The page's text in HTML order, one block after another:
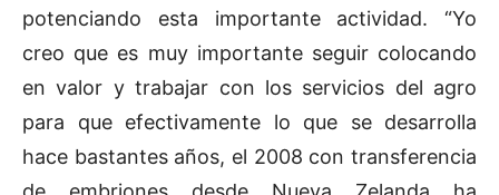
potenciando esta importante actividad. “Yo
creo que es muy importante seguir colocando
en valor y trabajar con los servicios del agro
para que efectivamente lo que se desarrolla
hace bastantes años, el 2008 con transferencia